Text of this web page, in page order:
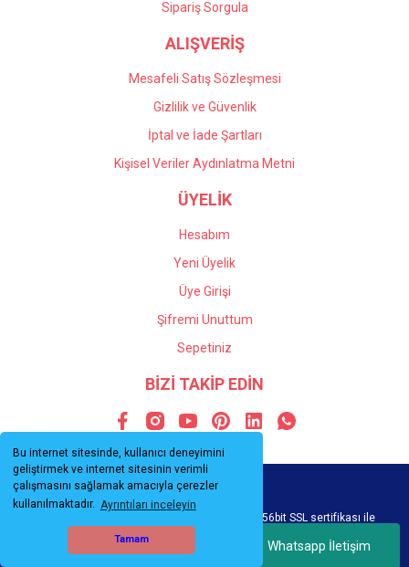
Bu internet sitesinde, kullanıcı deneyimini
geliştirmek ve internet sitesinin verimli
çalışmasını sağlamak amacıyla çerezler
kullanılmaktadır. Ayrıntıları inceleyin
Tamam Whatsapp İletişim
Gönder
Sipariş Sorgula
ALIŞVERİŞ
Mesafeli Satış Sözleşmesi
Gizlilik ve Güvenlik
İptal ve İade Şartları
Kişisel Veriler Aydınlatma Metni
ÜYELİK
Hesabım
Yeni Üyelik
Üye Girişi
Şifremi Unuttum
Sepetiniz
BİZİ TAKİP EDİN
© Tüm hakları saklıdır. Kredi kartı bilgileriniz 256bit SSL sertifikası ile